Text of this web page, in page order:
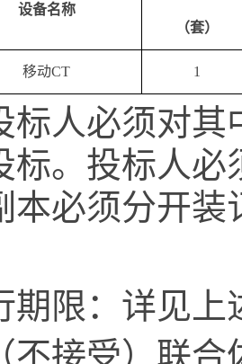
设备名称
（套）
移动CT 1
标人必须对
标。投标人必
本必须分开装
期限：详见上
不接受）联合